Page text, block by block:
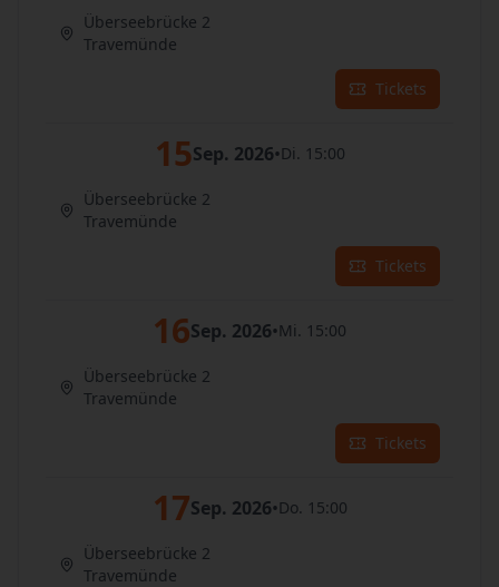
Überseebrücke 2
Travemünde
Tickets
15Sep. 2026•Di. 15:00
Überseebrücke 2
Travemünde
Tickets
16Sep. 2026•Mi. 15:00
Überseebrücke 2
Travemünde
Tickets
17Sep. 2026•Do. 15:00
Überseebrücke 2
Travemünde